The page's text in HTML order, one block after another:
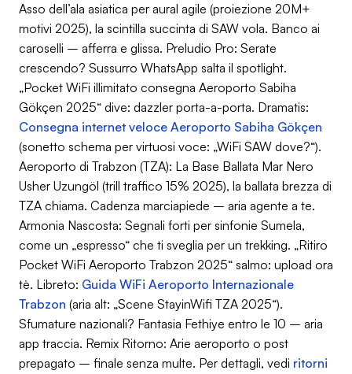
Asso dell’ala asiatica per aural agile (proiezione 20M+
motivi 2025), la scintilla succinta di SAW vola. Banco ai
caroselli – afferra e glissa. Preludio Pro: Serate
crescendo? Sussurro WhatsApp salta il spotlight.
„Pocket WiFi illimitato consegna Aeroporto Sabiha
Gökçen 2025“ dive: dazzler porta-a-porta. Dramatis:
Consegna internet veloce Aeroporto Sabiha Gökçen
(sonetto schema per virtuosi voce: „WiFi SAW dove?“).
Aeroporto di Trabzon (TZA): La Base Ballata Mar Nero
Usher Uzungöl (trill traffico 15% 2025), la ballata brezza di
TZA chiama. Cadenza marciapiede – aria agente a te.
Armonia Nascosta: Segnali forti per sinfonie Sumela,
come un „espresso“ che ti sveglia per un trekking. „Ritiro
Pocket WiFi Aeroporto Trabzon 2025“ salmo: upload ora
tè. Libreto: Guida WiFi Aeroporto Internazionale
Trabzon (aria alt: „Scene StayinWifi TZA 2025“).
Sfumature nazionali? Fantasia Fethiye entro le 10 – aria
app traccia. Remix Ritorno: Arie aeroporto o post
prepagato – finale senza multe. Per dettagli, vedi ritorni